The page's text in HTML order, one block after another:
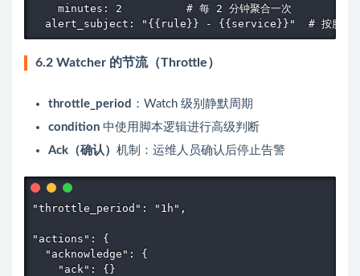
    minutes: 2          # 每 2 分钟聚合一次
alert_subject: "{{rule}} - {{service}}"  # 按服务
6.2 Watcher 的节流（Throttle）
throttle_period ：Watch 级别静默周期
condition 中使用脚本逻辑进行高级判断
Ack（确认） 机制：运维人员确认后停止告警
"throttle_period": "1h",
"actions": {
  "acknowledge": {
    "ack": {}